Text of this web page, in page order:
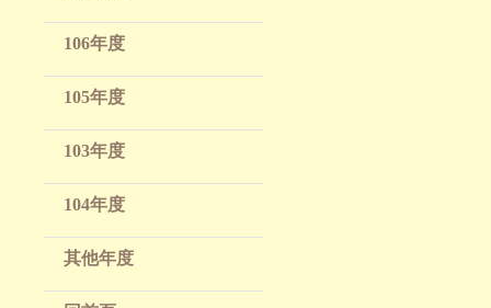
106年度
105年度
103年度
104年度
其他年度